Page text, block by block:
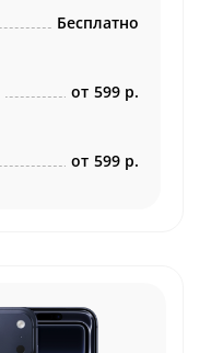
Бесплатно
от 599 р.
от 599 р.